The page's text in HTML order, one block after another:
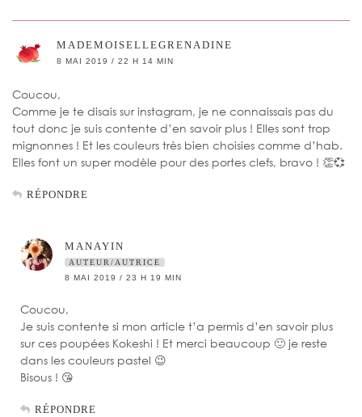
MADEMOISELLEGRENADINE
8 MAI 2019 / 22 H 14 MIN
Coucou,
Comme je te disais sur instagram, je ne connaissais pas du
tout donc je suis contente d’en savoir plus ! Elles sont trop
mignonnes ! Et les couleurs très bien choisies comme d’hab.
Elles font un super modèle pour des portes clefs, bravo ! 👏💞
RÉPONDRE
MANAYIN
AUTEUR/AUTRICE
8 MAI 2019 / 23 H 19 MIN
Coucou,
Je suis contente si mon article t’a permis d’en savoir plus
sur ces poupées Kokeshi ! Et merci beaucoup 🙂 je reste
dans les couleurs pastel 😉
Bisous ! 😘
RÉPONDRE